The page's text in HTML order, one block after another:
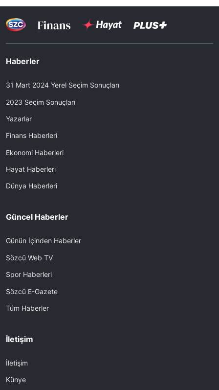
Haberler
31 Mart 2024 Yerel Seçim Sonuçları
2023 Seçim Sonuçları
Yazarlar
Finans Haberleri
Ekonomi Haberleri
Hayat Haberleri
Dünya Haberleri
Güncel Haberler
Günün İçinden Haberler
Sözcü Web TV
Spor Haberleri
Sözcü E-Gazete
Tüm Haberler
İletişim
İletişim
Künye